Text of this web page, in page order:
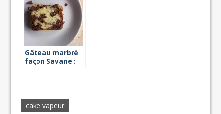
Gâteau marbré
façon Savane :
cake vapeur